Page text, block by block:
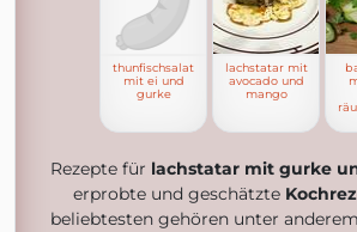
thunfischsalat
mit ei und
gurke
lachstatar mit
avocado und
mango
Rezepte für lachstatar mit gurke
erprobte und geschätzte
beliebtesten gehören unter anderem